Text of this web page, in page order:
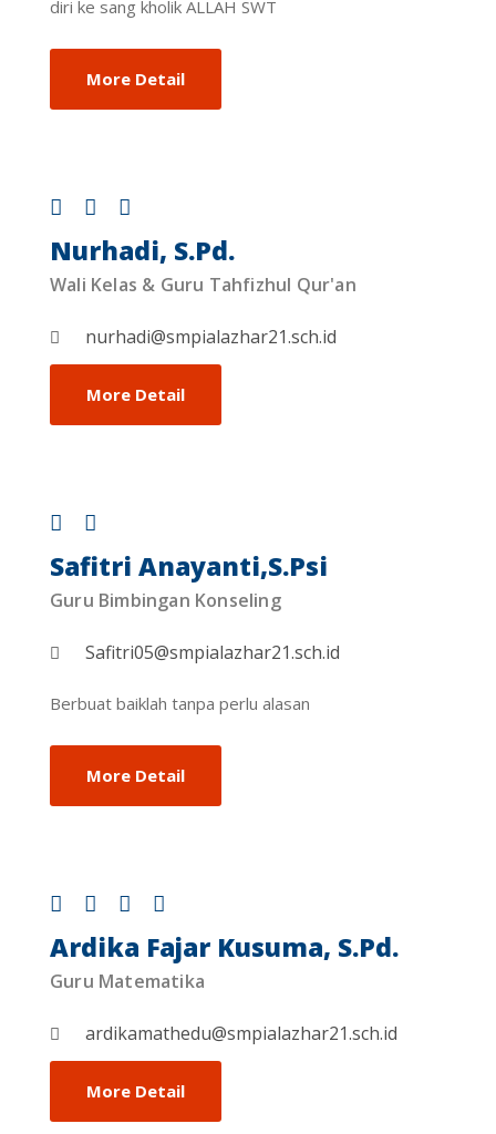
diri ke sang kholik ALLAH SWT
More Detail
Nurhadi, S.Pd.
Wali Kelas & Guru Tahfizhul Qur'an
nurhadi@smpialazhar21.sch.id
More Detail
Safitri Anayanti,S.Psi
Guru Bimbingan Konseling
Safitri05@smpialazhar21.sch.id
Berbuat baiklah tanpa perlu alasan
More Detail
Ardika Fajar Kusuma, S.Pd.
Guru Matematika
ardikamathedu@smpialazhar21.sch.id
More Detail